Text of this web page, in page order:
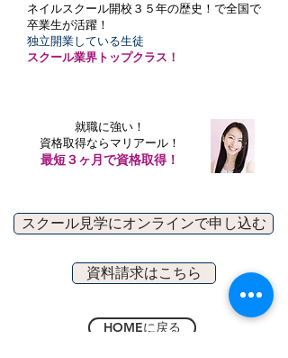
ネイルスクール開校３５年の歴史！で全国で
卒業生が活躍！
独立開業している生徒
スクール業界トップクラス！
就職に強い！
資格取得ならマリアール！
最短３ヶ月で資格取得！
スクール見学にオンラインで申し込む
資料請求はこちら
HOMEに戻る